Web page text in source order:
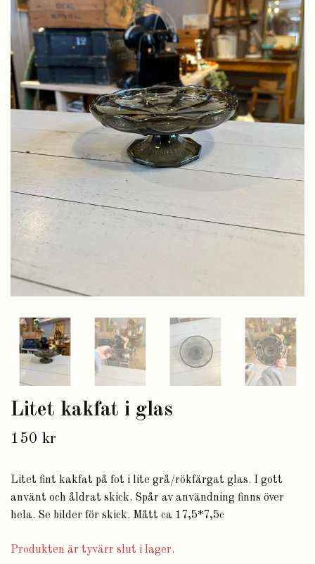
Litet kakfat i glas
150 kr
Litet fint kakfat på fot i lite grå/rökfärgat glas. I gott
använt och åldrat skick. Spår av användning finns över
hela. Se bilder för skick. Mått ca 17,5*7,5c
Produkten är tyvärr slut i lager.